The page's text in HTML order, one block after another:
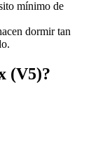
mínimo de
dormir tan
(V5)?